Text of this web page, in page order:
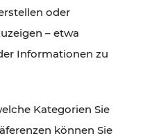
oder
– etwa
Informationen zu
Kategorien Sie
können Sie